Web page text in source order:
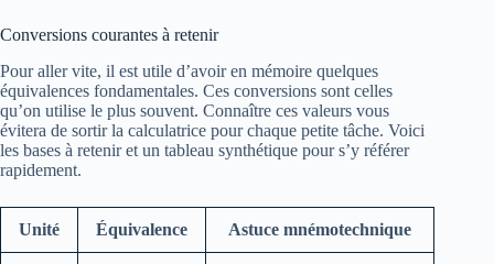
Conversions courantes à retenir
Pour aller vite, il est utile d’avoir en mémoire quelques
équivalences fondamentales. Ces conversions sont celles
qu’on utilise le plus souvent. Connaître ces valeurs vous
évitera de sortir la calculatrice pour chaque petite tâche. Voici
les bases à retenir et un tableau synthétique pour s’y référer
rapidement.
Unité Équivalence Astuce mnémotechnique